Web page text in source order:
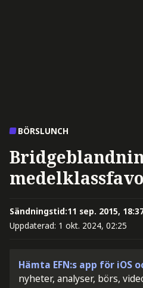
BÖRSLUNCH
Sändningstid:11 sep. 2015,
Uppdaterad: 1 okt. 2024, 02:25
Hämta EFN:s app för iOS
nyheter, analyser, börs,